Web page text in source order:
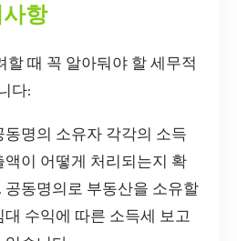
항
할 때 꼭 알아둬야 할 세무적
다:
동명의 소유자 각각의 소득
액이 어떻게 처리되는지 확
공동명의로 부동산을 소유할
대 수익에 따른 소득세 보고